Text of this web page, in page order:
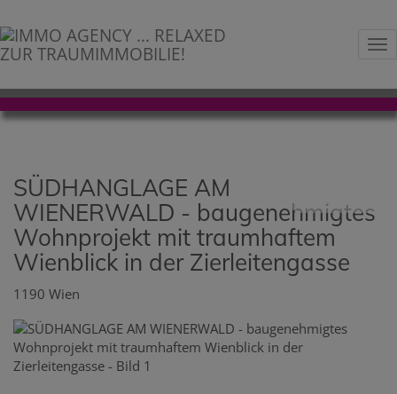
SÜDHANGLAGE AM
WIENERWALD - baugenehmigtes
Wohnprojekt mit traumhaftem
Wienblick in der Zierleitengasse
1190 Wien